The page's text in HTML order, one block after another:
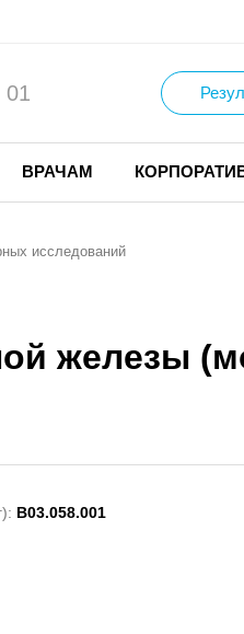
01
ВРАЧАМ
исследований
железы
B03.058.001